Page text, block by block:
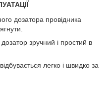
дозатора провідника
дозатор зручний і простий в
легко і швидко за